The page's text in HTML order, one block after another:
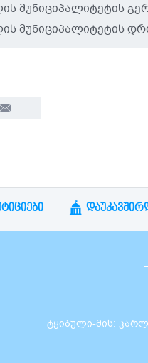
მუნიციპალიტეტის
მუნიციპალიტეტის
ტყიბული-მის: